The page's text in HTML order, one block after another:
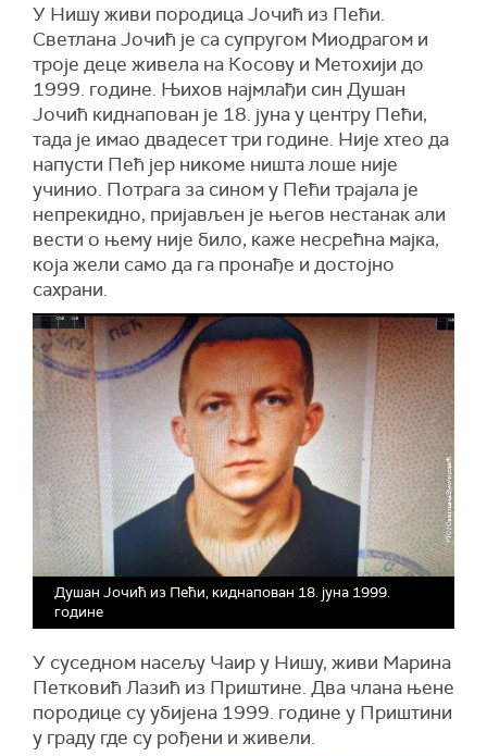
У Нишу живи породица Јочић из Пећи.
Светлана Јочић је са супругом Миодрагом и
троје деце живела на Косову и Метохији до
1999. године. Њихов најмлађи син Душан
Јочић киднапован је 18. јуна у центру Пећи,
тада је имао двадесет три године. Није хтео да
напусти Пећ јер никоме ништа лоше није
учинио. Потрага за сином у Пећи трајала је
непрекидно, пријављен је његов нестанак али
вести о њему није било, каже несрећна мајка,
која жели само да га пронађе и достојно
сахрани.
Душан Јочић из Пећи, киднапован 18. јуна 1999.
године
У суседном насељу Чаир у Нишу, живи Марина
Петковић Лазић из Приштине. Два члана њене
породице су убијена 1999. године у Приштини
у граду где су рођени и живели.